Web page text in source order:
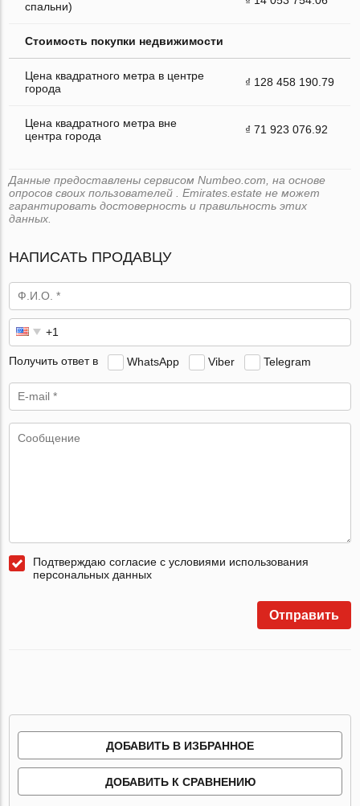
спальни)
Стоимость покупки недвижимости
Цена квадратного метра в центре
города
₫ 128 458 190.79
Цена квадратного метра вне
центра города
₫ 71 923 076.92
Данные предоставлены сервисом Numbeo.com, на основе
опросов своих пользователей . Emirates.estate не может
гарантировать достоверность и правильность этих
данных.
НАПИСАТЬ ПРОДАВЦУ
Получить ответ в WhatsApp Viber Telegram
Подтверждаю согласие с условиями использования
персональных данных
Отправить
ДОБАВИТЬ В ИЗБРАННОЕ
ДОБАВИТЬ К СРАВНЕНИЮ